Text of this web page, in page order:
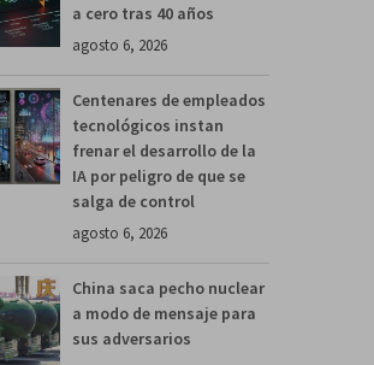
a cero tras 40 años
agosto 6, 2026
Centenares de empleados
tecnológicos instan
frenar el desarrollo de la
IA por peligro de que se
salga de control
agosto 6, 2026
China saca pecho nuclear
a modo de mensaje para
sus adversarios